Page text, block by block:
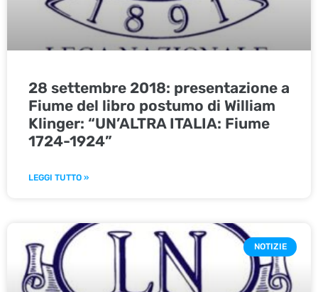
28 settembre 2018: presentazione a
Fiume del libro postumo di William
Klinger: “UN’ALTRA ITALIA: Fiume
1724-1924”
LEGGI TUTTO »
NOTIZIE